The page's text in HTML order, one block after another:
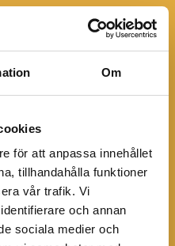
Om
för att anpassa innehållet
tillhandahålla funktioner
vår trafik. Vi
och annan
sociala medier och